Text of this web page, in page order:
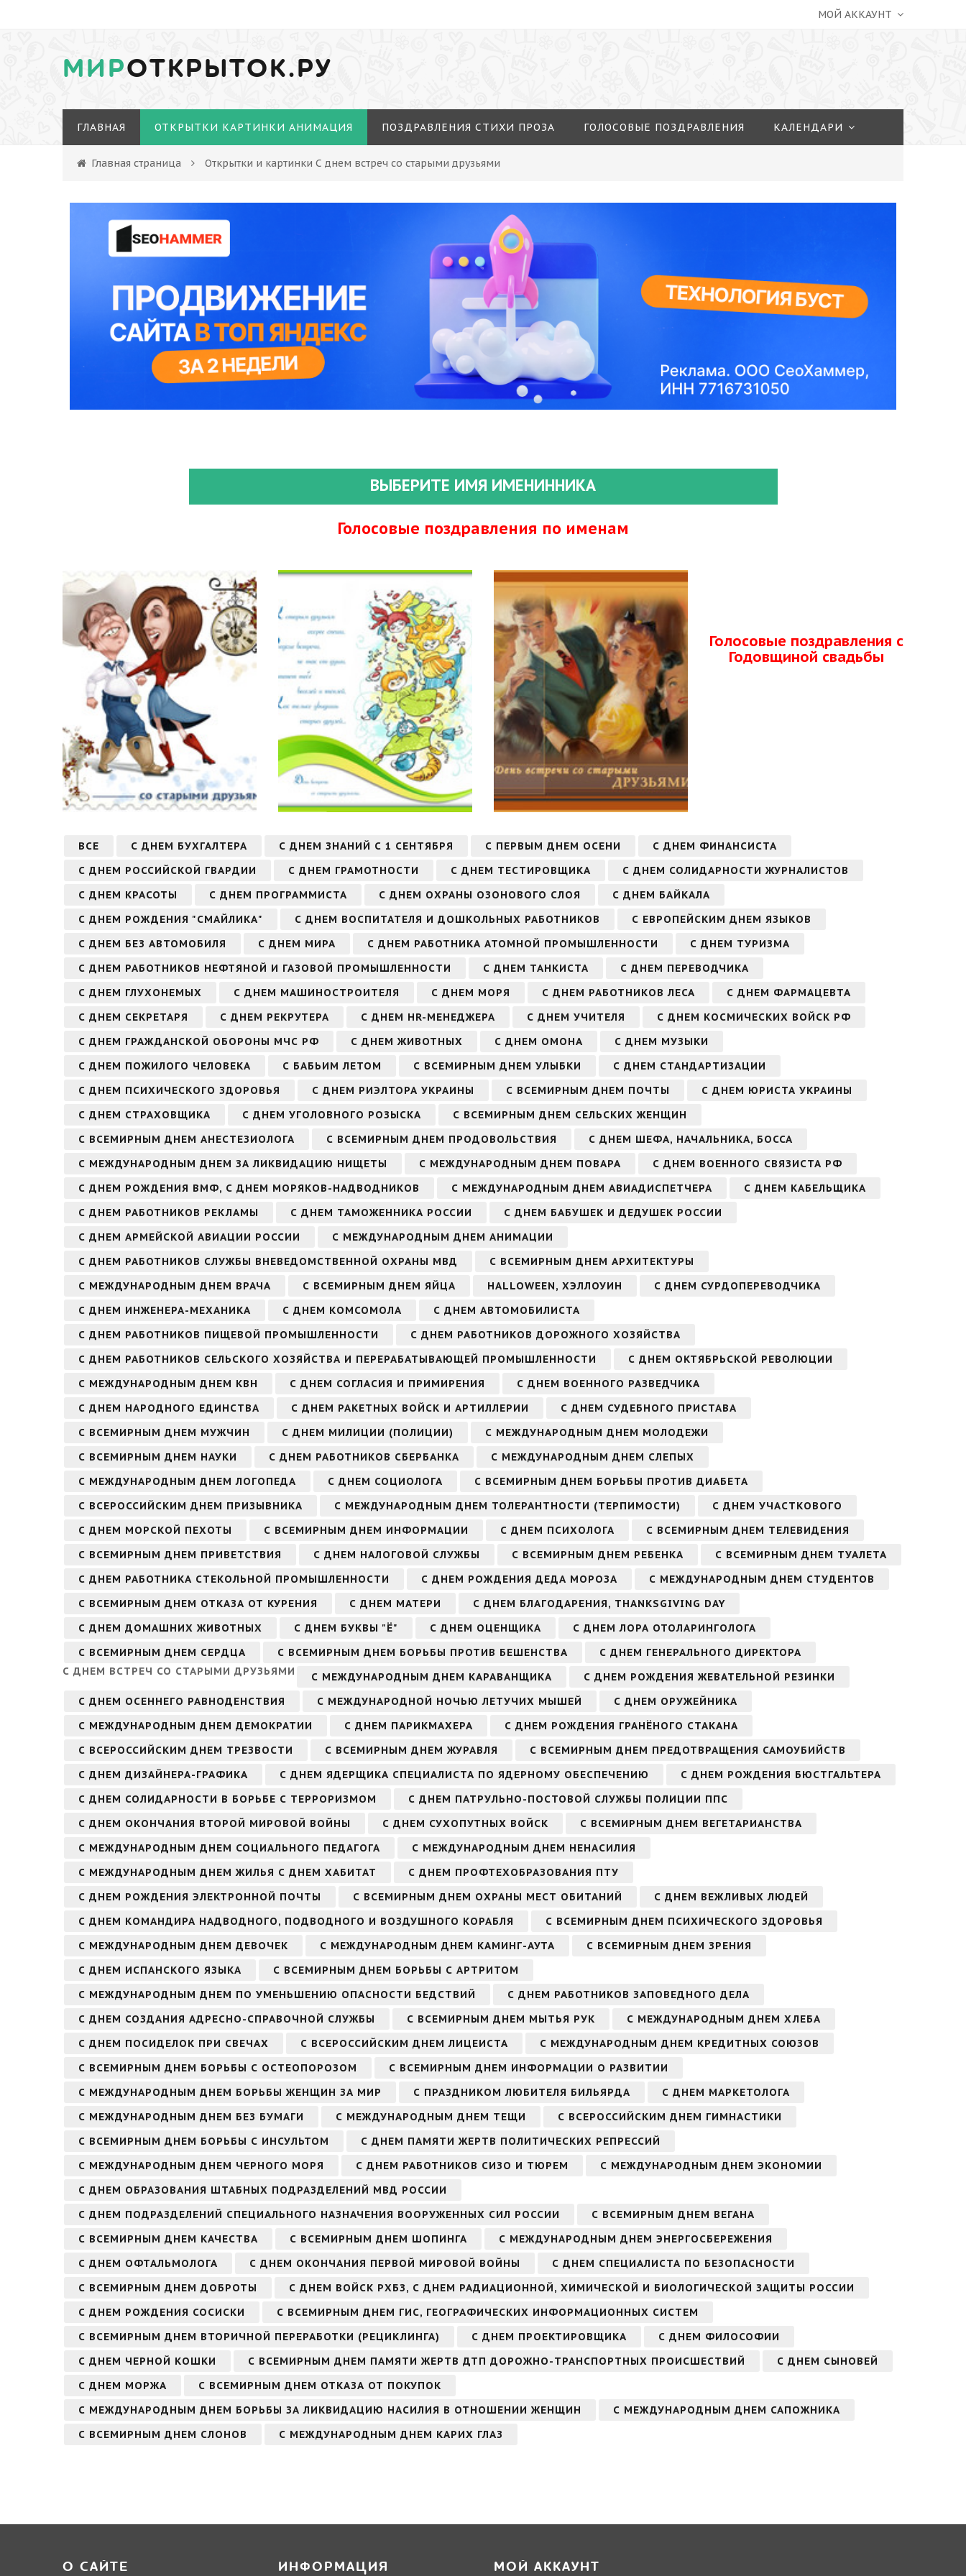
МОЙ АККАУНТ
МИРОТКРЫТОК.РУ
ГЛАВНАЯ ОТКРЫТКИ КАРТИНКИ АНИМАЦИЯ ПОЗДРАВЛЕНИЯ СТИХИ ПРОЗА ГОЛОСОВЫЕ ПОЗДРАВЛЕНИЯ КАЛЕНДАРИ
Главная страница Открытки и картинки С днем встреч со старыми друзьями
ВЫБЕРИТЕ ИМЯ ИМЕНИННИКА
Голосовые поздравления по именам
Голосовые поздравления с
Годовщиной свадьбы
ВСЕ С ДНЕМ БУХГАЛТЕРА С ДНЕМ ЗНАНИЙ С 1 СЕНТЯБРЯ С ПЕРВЫМ ДНЕМ ОСЕНИ
С ДНЕМ ФИНАНСИСТА
С ДНЕМ РОССИЙСКОЙ ГВАРДИИ
С ДНЕМ ГРАМОТНОСТИ С ДНЕМ ТЕСТИРОВЩИКА
С ДНЕМ СОЛИДАРНОСТИ ЖУРНАЛИСТОВ
С ДНЕМ КРАСОТЫ
С ДНЕМ ПРОГРАММИСТА С ДНЕМ ОХРАНЫ ОЗОНОВОГО СЛОЯ
С ДНЕМ БАЙКАЛА
С ДНЕМ РОЖДЕНИЯ "СМАЙЛИКА"
С ДНЕМ ВОСПИТАТЕЛЯ И ДОШКОЛЬНЫХ РАБОТНИКОВ
С ЕВРОПЕЙСКИМ ДНЕМ ЯЗЫКОВ
С ДНЕМ БЕЗ АВТОМОБИЛЯ
С ДНЕМ МИРА С ДНЕМ РАБОТНИКА АТОМНОЙ ПРОМЫШЛЕННОСТИ
С ДНЕМ ТУРИЗМА
С ДНЕМ РАБОТНИКОВ НЕФТЯНОЙ И ГАЗОВОЙ ПРОМЫШЛЕННОСТИ
С ДНЕМ ТАНКИСТА
С ДНЕМ ПЕРЕВОДЧИКА
С ДНЕМ ГЛУХОНЕМЫХ
С ДНЕМ МАШИНОСТРОИТЕЛЯ С ДНЕМ МОРЯ С ДНЕМ РАБОТНИКОВ ЛЕСА
С ДНЕМ ФАРМАЦЕВТА
С ДНЕМ СЕКРЕТАРЯ
С ДНЕМ РЕКРУТЕРА С ДНЕМ HR-МЕНЕДЖЕРА С ДНЕМ УЧИТЕЛЯ
С ДНЕМ КОСМИЧЕСКИХ ВОЙСК РФ
С ДНЕМ ГРАЖДАНСКОЙ ОБОРОНЫ МЧС РФ
С ДНЕМ ЖИВОТНЫХ С ДНЕМ ОМОНА
С ДНЕМ МУЗЫКИ
С ДНЕМ ПОЖИЛОГО ЧЕЛОВЕКА
С БАБЬИМ ЛЕТОМ С ВСЕМИРНЫМ ДНЕМ УЛЫБКИ
С ДНЕМ СТАНДАРТИЗАЦИИ
С ДНЕМ ПСИХИЧЕСКОГО ЗДОРОВЬЯ
С ДНЕМ РИЭЛТОРА УКРАИНЫ С ВСЕМИРНЫМ ДНЕМ ПОЧТЫ
С ДНЕМ ЮРИСТА УКРАИНЫ
С ДНЕМ СТРАХОВЩИКА
С ДНЕМ УГОЛОВНОГО РОЗЫСКА
С ВСЕМИРНЫМ ДНЕМ СЕЛЬСКИХ ЖЕНЩИН
С ВСЕМИРНЫМ ДНЕМ АНЕСТЕЗИОЛОГА
С ВСЕМИРНЫМ ДНЕМ ПРОДОВОЛЬСТВИЯ
С ДНЕМ ШЕФА, НАЧАЛЬНИКА, БОССА
С МЕЖДУНАРОДНЫМ ДНЕМ ЗА ЛИКВИДАЦИЮ НИЩЕТЫ
С МЕЖДУНАРОДНЫМ ДНЕМ ПОВАРА
С ДНЕМ ВОЕННОГО СВЯЗИСТА РФ
С ДНЕМ РОЖДЕНИЯ ВМФ, С ДНЕМ МОРЯКОВ-НАДВОДНИКОВ
С МЕЖДУНАРОДНЫМ ДНЕМ АВИАДИСПЕТЧЕРА
С ДНЕМ КАБЕЛЬЩИКА
С ДНЕМ РАБОТНИКОВ РЕКЛАМЫ
С ДНЕМ ТАМОЖЕННИКА РОССИИ
С ДНЕМ БАБУШЕК И ДЕДУШЕК РОССИИ
С ДНЕМ АРМЕЙСКОЙ АВИАЦИИ РОССИИ
С МЕЖДУНАРОДНЫМ ДНЕМ АНИМАЦИИ
С ДНЕМ РАБОТНИКОВ СЛУЖБЫ ВНЕВЕДОМСТВЕННОЙ ОХРАНЫ МВД
С ВСЕМИРНЫМ ДНЕМ АРХИТЕКТУРЫ
С МЕЖДУНАРОДНЫМ ДНЕМ ВРАЧА
С ВСЕМИРНЫМ ДНЕМ ЯЙЦА HALLOWEEN, ХЭЛЛОУИН
С ДНЕМ СУРДОПЕРЕВОДЧИКА
С ДНЕМ ИНЖЕНЕРА-МЕХАНИКА
С ДНЕМ КОМСОМОЛА
С ДНЕМ АВТОМОБИЛИСТА
С ДНЕМ РАБОТНИКОВ ПИЩЕВОЙ ПРОМЫШЛЕННОСТИ
С ДНЕМ РАБОТНИКОВ ДОРОЖНОГО ХОЗЯЙСТВА
С ДНЕМ РАБОТНИКОВ СЕЛЬСКОГО ХОЗЯЙСТВА И ПЕРЕРАБАТЫВАЮЩЕЙ ПРОМЫШЛЕННОСТИ
С ДНЕМ ОКТЯБРЬСКОЙ РЕВОЛЮЦИИ
С МЕЖДУНАРОДНЫМ ДНЕМ КВН
С ДНЕМ СОГЛАСИЯ И ПРИМИРЕНИЯ
С ДНЕМ ВОЕННОГО РАЗВЕДЧИКА
С ДНЕМ НАРОДНОГО ЕДИНСТВА
С ДНЕМ РАКЕТНЫХ ВОЙСК И АРТИЛЛЕРИИ
С ДНЕМ СУДЕБНОГО ПРИСТАВА
С ВСЕМИРНЫМ ДНЕМ МУЖЧИН
С ДНЕМ МИЛИЦИИ (ПОЛИЦИИ)
С МЕЖДУНАРОДНЫМ ДНЕМ МОЛОДЕЖИ
С ВСЕМИРНЫМ ДНЕМ НАУКИ
С ДНЕМ РАБОТНИКОВ СБЕРБАНКА
С МЕЖДУНАРОДНЫМ ДНЕМ СЛЕПЫХ
С МЕЖДУНАРОДНЫМ ДНЕМ ЛОГОПЕДА
С ДНЕМ СОЦИОЛОГА
С ВСЕМИРНЫМ ДНЕМ БОРЬБЫ ПРОТИВ ДИАБЕТА
С ВСЕРОССИЙСКИМ ДНЕМ ПРИЗЫВНИКА
С МЕЖДУНАРОДНЫМ ДНЕМ ТОЛЕРАНТНОСТИ (ТЕРПИМОСТИ)
С ДНЕМ УЧАСТКОВОГО
С ДНЕМ МОРСКОЙ ПЕХОТЫ
С ВСЕМИРНЫМ ДНЕМ ИНФОРМАЦИИ С ДНЕМ ПСИХОЛОГА
С ВСЕМИРНЫМ ДНЕМ ТЕЛЕВИДЕНИЯ
С ВСЕМИРНЫМ ДНЕМ ПРИВЕТСТВИЯ
С ДНЕМ НАЛОГОВОЙ СЛУЖБЫ С ВСЕМИРНЫМ ДНЕМ РЕБЕНКА
С ВСЕМИРНЫМ ДНЕМ ТУАЛЕТА
С ДНЕМ РАБОТНИКА СТЕКОЛЬНОЙ ПРОМЫШЛЕННОСТИ
С ДНЕМ РОЖДЕНИЯ ДЕДА МОРОЗА
С МЕЖДУНАРОДНЫМ ДНЕМ СТУДЕНТОВ
С ВСЕМИРНЫМ ДНЕМ ОТКАЗА ОТ КУРЕНИЯ
С ДНЕМ МАТЕРИ
С ДНЕМ БЛАГОДАРЕНИЯ, THANKSGIVING DAY
С ДНЕМ ДОМАШНИХ ЖИВОТНЫХ
С ДНЕМ БУКВЫ "Ё" С ДНЕМ ОЦЕНЩИКА
С ДНЕМ ЛОРА ОТОЛАРИНГОЛОГА
С ВСЕМИРНЫМ ДНЕМ СЕРДЦА
С ВСЕМИРНЫМ ДНЕМ БОРЬБЫ ПРОТИВ БЕШЕНСТВА
С ДНЕМ ГЕНЕРАЛЬНОГО ДИРЕКТОРА
С ДНЕМ ВСТРЕЧ СО СТАРЫМИ ДРУЗЬЯМИ
С МЕЖДУНАРОДНЫМ ДНЕМ КАРАВАНЩИКА
С ДНЕМ РОЖДЕНИЯ ЖЕВАТЕЛЬНОЙ РЕЗИНКИ
С ДНЕМ ОСЕННЕГО РАВНОДЕНСТВИЯ
С МЕЖДУНАРОДНОЙ НОЧЬЮ ЛЕТУЧИХ МЫШЕЙ
С ДНЕМ ОРУЖЕЙНИКА
С МЕЖДУНАРОДНЫМ ДНЕМ ДЕМОКРАТИИ
С ДНЕМ ПАРИКМАХЕРА
С ДНЕМ РОЖДЕНИЯ ГРАНЁНОГО СТАКАНА
С ВСЕРОССИЙСКИМ ДНЕМ ТРЕЗВОСТИ
С ВСЕМИРНЫМ ДНЕМ ЖУРАВЛЯ
С ВСЕМИРНЫМ ДНЕМ ПРЕДОТВРАЩЕНИЯ САМОУБИЙСТВ
С ДНЕМ ДИЗАЙНЕРА-ГРАФИКА
С ДНЕМ ЯДЕРЩИКА СПЕЦИАЛИСТА ПО ЯДЕРНОМУ ОБЕСПЕЧЕНИЮ
С ДНЕМ РОЖДЕНИЯ БЮСТГАЛЬТЕРА
С ДНЕМ СОЛИДАРНОСТИ В БОРЬБЕ С ТЕРРОРИЗМОМ
С ДНЕМ ПАТРУЛЬНО-ПОСТОВОЙ СЛУЖБЫ ПОЛИЦИИ ППС
С ДНЕМ ОКОНЧАНИЯ ВТОРОЙ МИРОВОЙ ВОЙНЫ
С ДНЕМ СУХОПУТНЫХ ВОЙСК
С ВСЕМИРНЫМ ДНЕМ ВЕГЕТАРИАНСТВА
С МЕЖДУНАРОДНЫМ ДНЕМ СОЦИАЛЬНОГО ПЕДАГОГА
С МЕЖДУНАРОДНЫМ ДНЕМ НЕНАСИЛИЯ
С МЕЖДУНАРОДНЫМ ДНЕМ ЖИЛЬЯ С ДНЕМ ХАБИТАТ
С ДНЕМ ПРОФТЕХОБРАЗОВАНИЯ ПТУ
С ДНЕМ РОЖДЕНИЯ ЭЛЕКТРОННОЙ ПОЧТЫ
С ВСЕМИРНЫМ ДНЕМ ОХРАНЫ МЕСТ ОБИТАНИЙ
С ДНЕМ ВЕЖЛИВЫХ ЛЮДЕЙ
С ДНЕМ КОМАНДИРА НАДВОДНОГО, ПОДВОДНОГО И ВОЗДУШНОГО КОРАБЛЯ
С ВСЕМИРНЫМ ДНЕМ ПСИХИЧЕСКОГО ЗДОРОВЬЯ
С МЕЖДУНАРОДНЫМ ДНЕМ ДЕВОЧЕК
С МЕЖДУНАРОДНЫМ ДНЕМ КАМИНГ-АУТА
С ВСЕМИРНЫМ ДНЕМ ЗРЕНИЯ
С ДНЕМ ИСПАНСКОГО ЯЗЫКА
С ВСЕМИРНЫМ ДНЕМ БОРЬБЫ С АРТРИТОМ
С МЕЖДУНАРОДНЫМ ДНЕМ ПО УМЕНЬШЕНИЮ ОПАСНОСТИ БЕДСТВИЙ
С ДНЕМ РАБОТНИКОВ ЗАПОВЕДНОГО ДЕЛА
С ДНЕМ СОЗДАНИЯ АДРЕСНО-СПРАВОЧНОЙ СЛУЖБЫ
С ВСЕМИРНЫМ ДНЕМ МЫТЬЯ РУК
С МЕЖДУНАРОДНЫМ ДНЕМ ХЛЕБА
С ДНЕМ ПОСИДЕЛОК ПРИ СВЕЧАХ
С ВСЕРОССИЙСКИМ ДНЕМ ЛИЦЕИСТА
С МЕЖДУНАРОДНЫМ ДНЕМ КРЕДИТНЫХ СОЮЗОВ
С ВСЕМИРНЫМ ДНЕМ БОРЬБЫ С ОСТЕОПОРОЗОМ
С ВСЕМИРНЫМ ДНЕМ ИНФОРМАЦИИ О РАЗВИТИИ
С МЕЖДУНАРОДНЫМ ДНЕМ БОРЬБЫ ЖЕНЩИН ЗА МИР
С ПРАЗДНИКОМ ЛЮБИТЕЛЯ БИЛЬЯРДА
С ДНЕМ МАРКЕТОЛОГА
С МЕЖДУНАРОДНЫМ ДНЕМ БЕЗ БУМАГИ
С МЕЖДУНАРОДНЫМ ДНЕМ ТЕЩИ
С ВСЕРОССИЙСКИМ ДНЕМ ГИМНАСТИКИ
С ВСЕМИРНЫМ ДНЕМ БОРЬБЫ С ИНСУЛЬТОМ
С ДНЕМ ПАМЯТИ ЖЕРТВ ПОЛИТИЧЕСКИХ РЕПРЕССИЙ
С МЕЖДУНАРОДНЫМ ДНЕМ ЧЕРНОГО МОРЯ
С ДНЕМ РАБОТНИКОВ СИЗО И ТЮРЕМ
С МЕЖДУНАРОДНЫМ ДНЕМ ЭКОНОМИИ
С ДНЕМ ОБРАЗОВАНИЯ ШТАБНЫХ ПОДРАЗДЕЛЕНИЙ МВД РОССИИ
С ДНЕМ ПОДРАЗДЕЛЕНИЙ СПЕЦИАЛЬНОГО НАЗНАЧЕНИЯ ВООРУЖЕННЫХ СИЛ РОССИИ
С ВСЕМИРНЫМ ДНЕМ ВЕГАНА
С ВСЕМИРНЫМ ДНЕМ КАЧЕСТВА
С ВСЕМИРНЫМ ДНЕМ ШОПИНГА
С МЕЖДУНАРОДНЫМ ДНЕМ ЭНЕРГОСБЕРЕЖЕНИЯ
С ДНЕМ ОФТАЛЬМОЛОГА
С ДНЕМ ОКОНЧАНИЯ ПЕРВОЙ МИРОВОЙ ВОЙНЫ
С ДНЕМ СПЕЦИАЛИСТА ПО БЕЗОПАСНОСТИ
С ВСЕМИРНЫМ ДНЕМ ДОБРОТЫ
С ДНЕМ ВОЙСК РХБЗ, С ДНЕМ РАДИАЦИОННОЙ, ХИМИЧЕСКОЙ И БИОЛОГИЧЕСКОЙ ЗАЩИТЫ РОССИИ
С ДНЕМ РОЖДЕНИЯ СОСИСКИ
С ВСЕМИРНЫМ ДНЕМ ГИС, ГЕОГРАФИЧЕСКИХ ИНФОРМАЦИОННЫХ СИСТЕМ
С ВСЕМИРНЫМ ДНЕМ ВТОРИЧНОЙ ПЕРЕРАБОТКИ (РЕЦИКЛИНГА)
С ДНЕМ ПРОЕКТИРОВЩИКА
С ДНЕМ ФИЛОСОФИИ
С ДНЕМ ЧЕРНОЙ КОШКИ
С ВСЕМИРНЫМ ДНЕМ ПАМЯТИ ЖЕРТВ ДТП ДОРОЖНО-ТРАНСПОРТНЫХ ПРОИСШЕСТВИЙ
С ДНЕМ СЫНОВЕЙ
С ДНЕМ МОРЖА
С ВСЕМИРНЫМ ДНЕМ ОТКАЗА ОТ ПОКУПОК
С МЕЖДУНАРОДНЫМ ДНЕМ БОРЬБЫ ЗА ЛИКВИДАЦИЮ НАСИЛИЯ В ОТНОШЕНИИ ЖЕНЩИН
С МЕЖДУНАРОДНЫМ ДНЕМ САПОЖНИКА
С ВСЕМИРНЫМ ДНЕМ СЛОНОВ
С МЕЖДУНАРОДНЫМ ДНЕМ КАРИХ ГЛАЗ
О САЙТЕ ИНФОРМАЦИЯ МОЙ АККАУНТ